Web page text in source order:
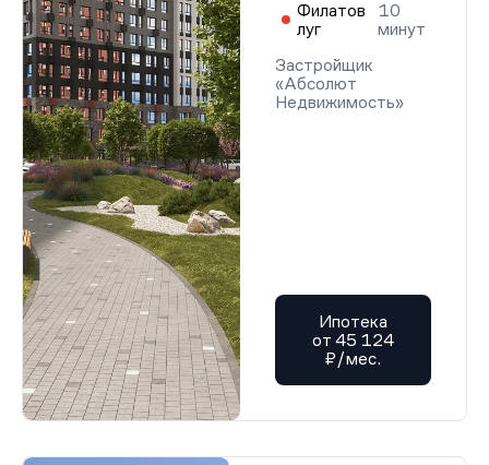
Филатов
луг
10
минут
Застройщик
«Абсолют
Недвижимость»
Ипотека
от 45 124
₽/мес.